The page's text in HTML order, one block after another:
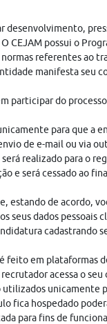
desenvolvimento,
CEJAM possui o
referentes ao
manifesta seu
participar do
para que a
de e-mail ou via
realizado para o
e será cessado ao
estando de acordo,
seus dados pessoais
cadastrando
feito em plataformas
acessa o
utilizados unicamente
fica hospedado
para fins de